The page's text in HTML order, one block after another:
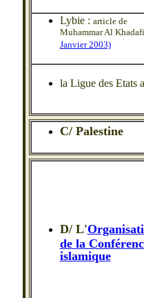
Lybie : article de
Muhammar Al Khadafi
Janvier 2003)
la Ligue des Etats
C/ Palestine
D/ L'
de la
islamique